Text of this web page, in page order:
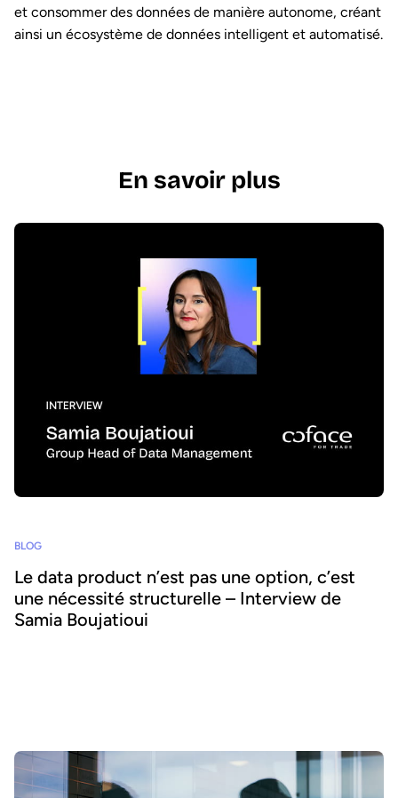
et consommer des données de manière autonome, créant
ainsi un écosystème de données intelligent et automatisé.
En savoir plus
BLOG
Le data product n’est pas une option, c’est
une nécessité structurelle – Interview de
Samia Boujatioui